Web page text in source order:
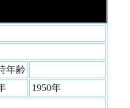
年齢
1950年